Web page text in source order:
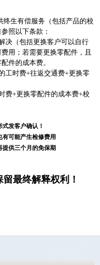
生有偿服务（包括产品的校
照以下条款：
决（包括更换客户可以自行
用；若需要更换零配件，且
件的成本费。
工时费+往返交通费+更换零
费+更换零配件的成本费+校
发客户确认！
可能产生检修费用
供三个月的免保期
最终解释权利！